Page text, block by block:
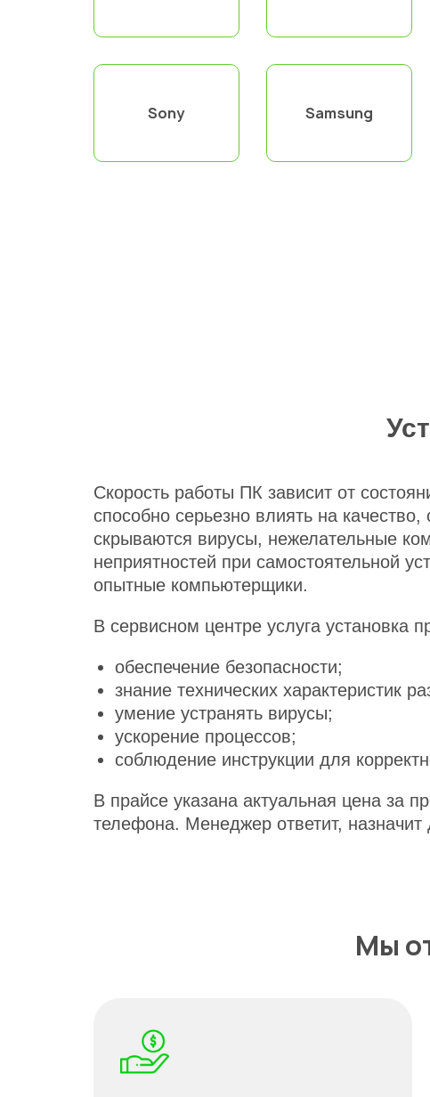
Sony Samsung
Скорость работы ПК зависит от
способно серьезно влиять на
скрываются вирусы, нежелательные
неприятностей при самостоятельной
опытные компьютерщики.
В сервисном центре услуга установка
обеспечение безопасности;
знание технических характеристик
умение устранять вирусы;
ускорение процессов;
соблюдение инструкции для
В прайсе указана актуальная цена за
телефона. Менеджер ответит,
Мы